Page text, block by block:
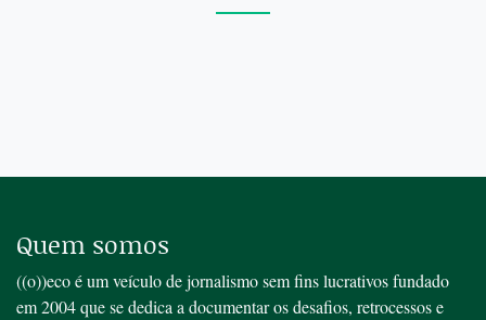
Quem somos
((o))eco é um veículo de jornalismo sem fins lucrativos fundado
em 2004 que se dedica a documentar os desafios, retrocessos e